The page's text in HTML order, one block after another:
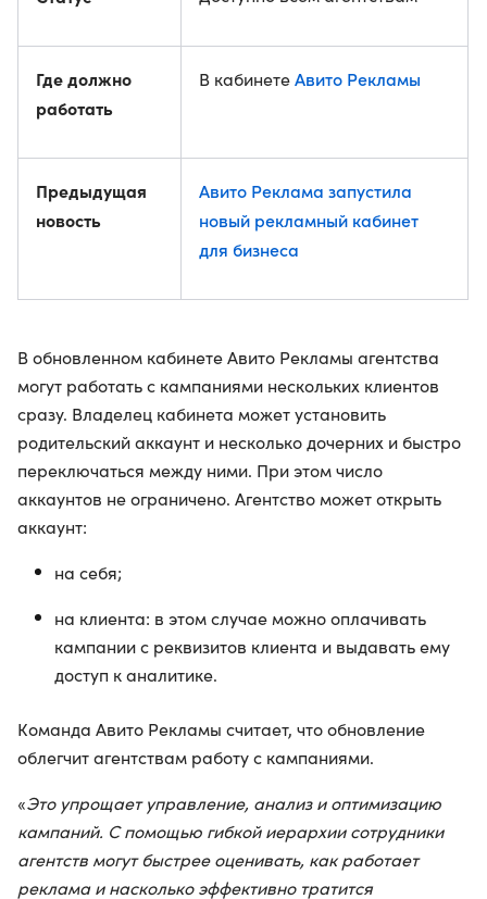
Где должно
работать
В кабинетеАвито Рекламы
Предыдущая
новость
Авито Реклама запустила
новый рекламный кабинет
для бизнеса
В обновленном кабинете Авито Рекламы агентства
могут работать с кампаниями нескольких клиентов
сразу. Владелец кабинета может установить
родительский аккаунт и несколько дочерних и быстро
переключаться между ними. При этом число
аккаунтов не ограничено. Агентство может открыть
аккаунт:
на себя;
на клиента: в этом случае можно оплачивать
кампании с реквизитов клиента и выдавать ему
доступ к аналитике.
Команда Авито Рекламы считает, что обновление
облегчит агентствам работу с кампаниями.
«Это упрощает управление, анализ и оптимизацию
кампаний. С помощью гибкой иерархии сотрудники
агентств могут быстрее оценивать, как работает
реклама и насколько эффективно тратится